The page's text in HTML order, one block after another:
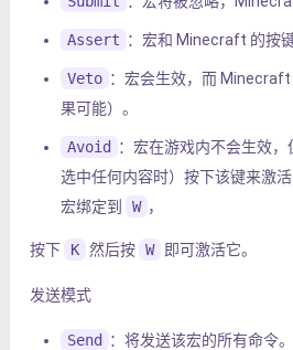
Assert ：宏和 Minecraft 的按
Veto ：宏会生效，而
果可能）。
Avoid ：宏在游戏内不会生效
选中任何内容时）按下该键来激
宏绑定到
W ，
按下 K 然后按 W 即可激活它。
发送模式
Send ：将发送该宏的所有命令